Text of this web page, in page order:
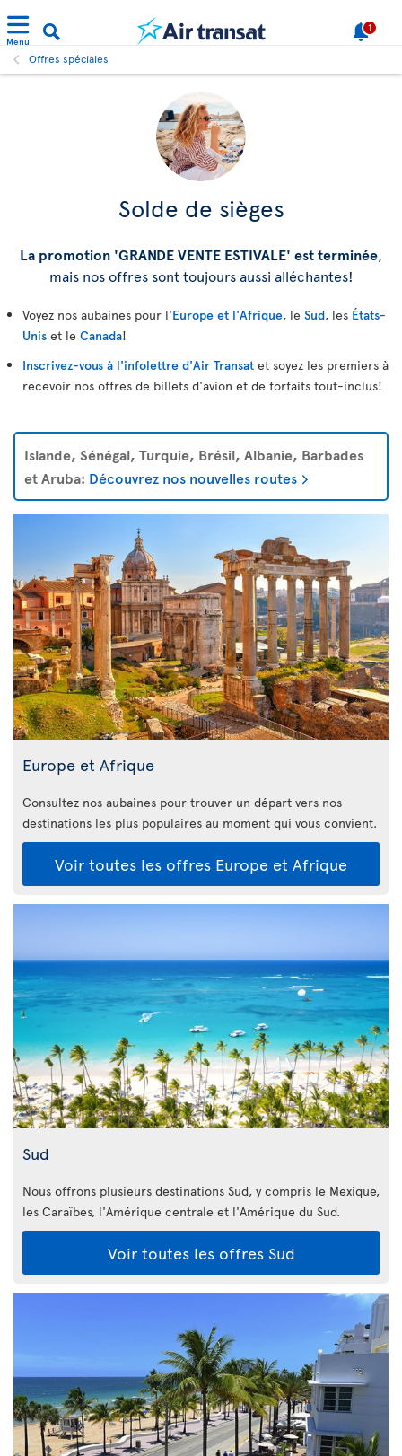
Menu
1
Offres spéciales
Solde de sièges
La promotion 'GRANDE VENTE ESTIVALE' est terminée,
mais nos offres sont toujours aussi alléchantes!
Voyez nos aubaines pour l'Europe et l'Afrique, le Sud, les États-
Unis et le Canada!
Inscrivez-vous à l'infolettre d'Air Transat et soyez les premiers à
recevoir nos offres de billets d'avion et de forfaits tout-inclus!
Islande, Sénégal, Turquie, Brésil, Albanie, Barbades
et Aruba: Découvrez nos nouvelles routes
Europe et Afrique
Consultez nos aubaines pour trouver un départ vers nos
destinations les plus populaires au moment qui vous convient.
Voir toutes les offres Europe et Afrique
Sud
Nous offrons plusieurs destinations Sud, y compris le Mexique,
les Caraïbes, l'Amérique centrale et l'Amérique du Sud.
Voir toutes les offres Sud